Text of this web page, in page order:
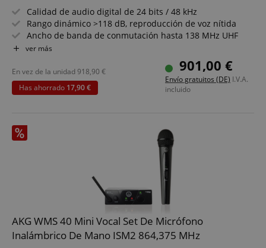
Calidad de audio digital de 24 bits / 48 kHz
Rango dinámico >118 dB, reproducción de voz nítida
Ancho de banda de conmutación hasta 138 MHz UHF
Cifrado AES-256 integrado
Control remoto ShowLink Ease disponible
Banda de frecuencia S50 (823-865 MHz)
Set económico con micrófono Headset Pronomic HS-31
ver más
901,00 €
Envío gratuitos (DE) I.V.A.
incluido
En vez de la unidad918,90 €
Has ahorrado 17,90 €
AKG WMS 40 Mini Vocal Set De Micrófono
Inalámbrico De Mano ISM2 864,375 MHz